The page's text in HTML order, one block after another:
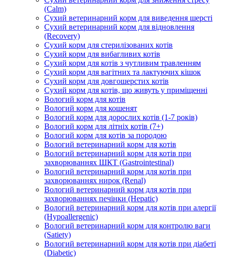
(Calm)
Сухий ветеринарний корм для виведення шерсті
Сухий ветеринарний корм для відновлення
(Recovery)
Сухий корм для стерилізованих котів
Сухий корм для вибагливих котів
Сухий корм для котів з чутливим травленням
Сухий корм для вагітних та лактуючих кішок
Сухий корм для довгошерстих котів
Сухий корм для котів, що живуть у приміщенні
Вологий корм для котів
Вологий корм для кошенят
Вологий корм для дорослих котів (1-7 років)
Вологий корм для літніх котів (7+)
Вологий корм для котів за породою
Вологий ветеринарний корм для котів
Вологий ветеринарний корм для котів при
захворюваннях ШКТ (Gastrointestinal)
Вологий ветеринарний корм для котів при
захворюваннях нирок (Renal)
Вологий ветеринарний корм для котів при
захворюваннях печінки (Hepatic)
Вологий ветеринарний корм для котів при алергії
(Hypoallergenic)
Вологий ветеринарний корм для контролю ваги
(Satiety)
Вологий ветеринарний корм для котів при діабеті
(Diabetic)